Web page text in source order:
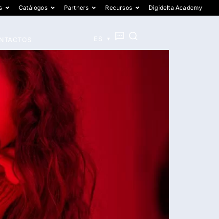
Catálogos Partners Recursos Digidelta Academy
ESPT